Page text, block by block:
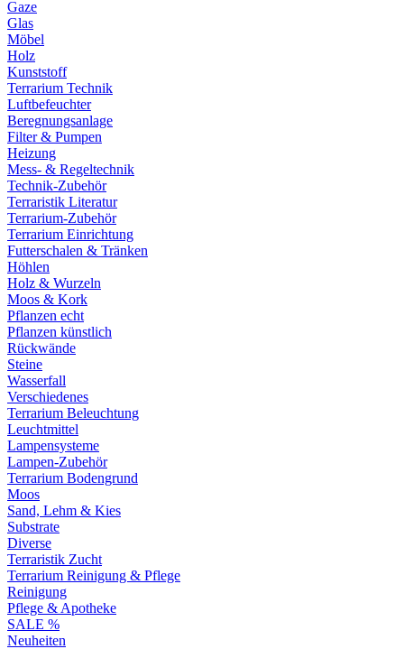
Gaze
Glas
Möbel
Holz
Kunststoff
Terrarium Technik
Luftbefeuchter
Beregnungsanlage
Filter & Pumpen
Heizung
Mess- & Regeltechnik
Technik-Zubehör
Terraristik Literatur
Terrarium-Zubehör
Terrarium Einrichtung
Futterschalen & Tränken
Höhlen
Holz & Wurzeln
Moos & Kork
Pflanzen echt
Pflanzen künstlich
Rückwände
Steine
Wasserfall
Verschiedenes
Terrarium Beleuchtung
Leuchtmittel
Lampensysteme
Lampen-Zubehör
Terrarium Bodengrund
Moos
Sand, Lehm & Kies
Substrate
Diverse
Terraristik Zucht
Terrarium Reinigung & Pflege
Reinigung
Pflege & Apotheke
SALE %
Neuheiten